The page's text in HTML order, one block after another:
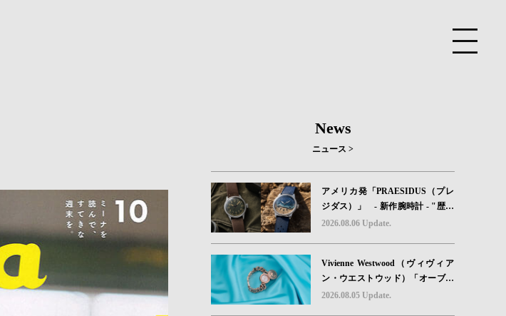
News
ニュース >
アメリカ発「PRAESIDUS（プレ
ジダス）」 - 新作腕時計 - "歴史
を身に着ける“ -戦場を駆け抜けた
字盤に閉じ込めた「A-11」コレク
ション2種類が発売。
2026.08.06 Update.
Vivienne Westwood（ヴィヴィア
ン・ウエストウッド）「オーブボ
タン」コレクションに、⽇本限定
2026.08.05 Update.